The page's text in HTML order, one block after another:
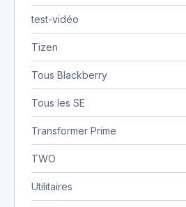
test-vidéo
Tizen
Tous Blackberry
Tous les SE
Transformer Prime
TWO
Utilitaires